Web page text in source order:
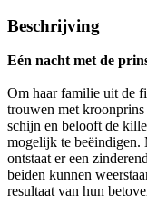
Beschrijving
Eén nacht met de
Om haar familie uit de
trouwen met
schijn en belooft de
mogelijk te beëindigen.
ontstaat er een
beiden kunnen
resultaat van hun